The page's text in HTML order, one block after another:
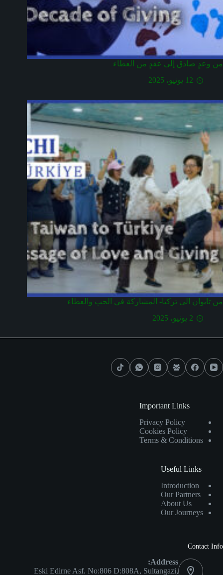
من وعدٍ صادق إلى عقدٍ من العطاء
12 يونيو، 2025
من تايوان الى تركيا- المشاركة في الحب والعطاء
2 يونيو، 2025
Important Links
Privacy Policy
Cookies Policy
Terms & Conditions
Useful Links
Introduction
Our Partners
About Us
Our Journeys
Contact Info
Address:
Eski Edirne Asf. No:806 D:808A, Sultangazi,